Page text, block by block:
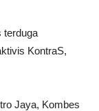
terduga
KontraS,
Jaya, Kombes